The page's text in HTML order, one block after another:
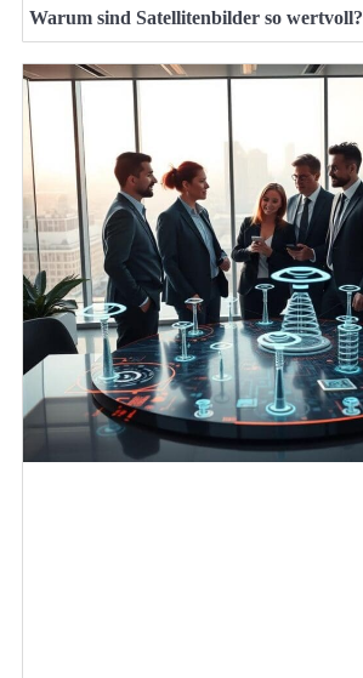
Warum sind Satellitenbilder so wertvoll?